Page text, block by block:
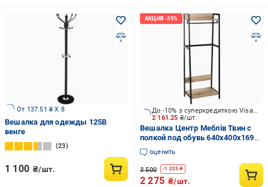
От 137.51 ₴ X 8
Вешалка для одежды 125B
венге
23
1 100 ₴/шт.
2 161.25 ₴/шт.
До -10% з суперкредиткою Visa Вигода
Вешалка Центр Меблів Твин с
полкой под обувь 640х400х1690
мм черный/бежевый
оценить
3 500 -1 225 ₴
2 275 ₴/шт.